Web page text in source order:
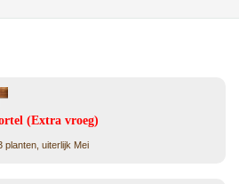
(Extra vroeg)
planten, uiterlijk Mei